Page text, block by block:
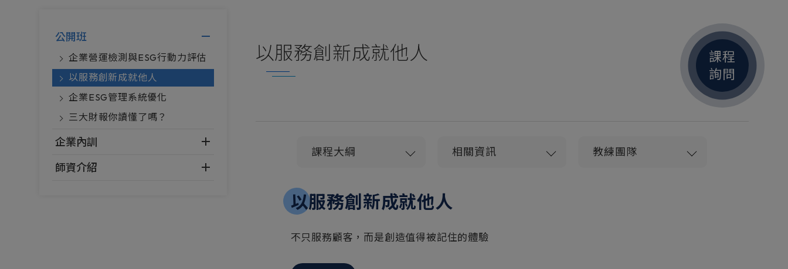
公開班
企業營運檢測與ESG行動力評估
以服務創新成就他人
企業ESG管理系統優化
三大財報你讀懂了嗎？
企業內訓
師資介紹
以服務創新成就他人
課程
詢問
課程大綱 相關資訊 教練團隊
以服務創新成就他人
不只服務顧客，而是創造值得被記住的體驗